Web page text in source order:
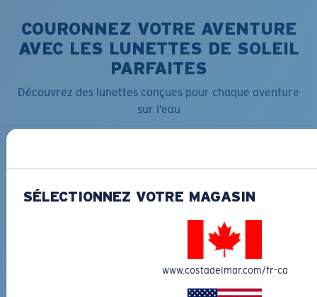
COURONNEZ VOTRE AVENTURE
AVEC LES LUNETTES DE SOLEIL
PARFAITES
Découvrez des lunettes conçues pour chaque aventure
sur l’eau
LOS ALIJOS
GRAVURE DISPONIBLE
SÉLECTIONNEZ VOTRE MAGASIN
www.costadelmar.com/fr-ca